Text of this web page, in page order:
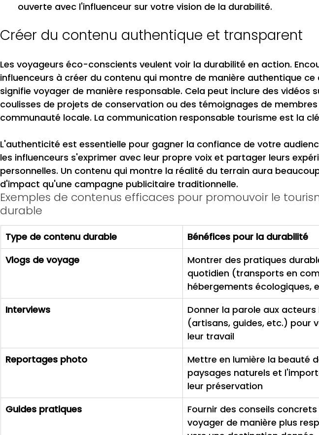
ouverte avec l'influenceur sur votre vision de la durabilité.
Créer du contenu authentique et transparent
Les voyageurs éco-conscients veulent voir la durabilité en action.
influenceurs à créer du contenu qui montre de manière authentique ce
signifie voyager de manière responsable. Cela peut inclure des vidéos
coulisses de projets de conservation ou des témoignages de
communauté locale. La communication responsable tourisme est la
L'authenticité est essentielle pour gagner la confiance de votre
les influenceurs s'exprimer avec leur propre voix et partager leurs
personnelles. Un contenu qui montre la réalité du terrain aura
d'impact qu'une campagne publicitaire traditionnelle.
Exemples de contenus efficaces pour promouvoir le
durable
Type de contenu durable
Bénéfices pour la durabilité
Vlogs de voyage
Montrer des pratiques
quotidien (transports en
hébergements écologiques,
Interviews
Donner la parole aux acteurs
(artisans, guides, etc.) pour
leur travail
Reportages photo
Mettre en lumière la beauté
paysages naturels et
leur préservation
Guides pratiques
Fournir des conseils
voyager de manière plus